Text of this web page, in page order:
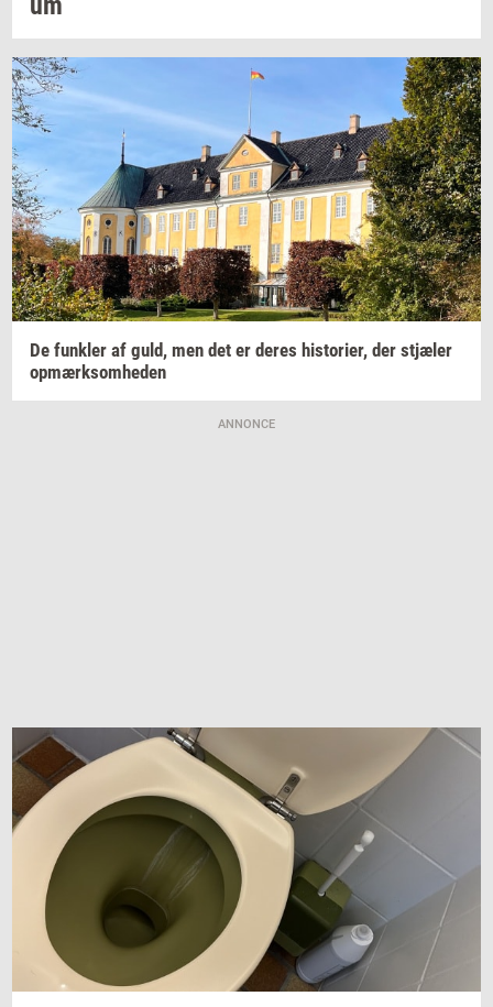
De funk­ler af guld, men det er deres hi­sto­ri­er, der stjæ­ler
op­mærk­som­he­den
ANNONCE